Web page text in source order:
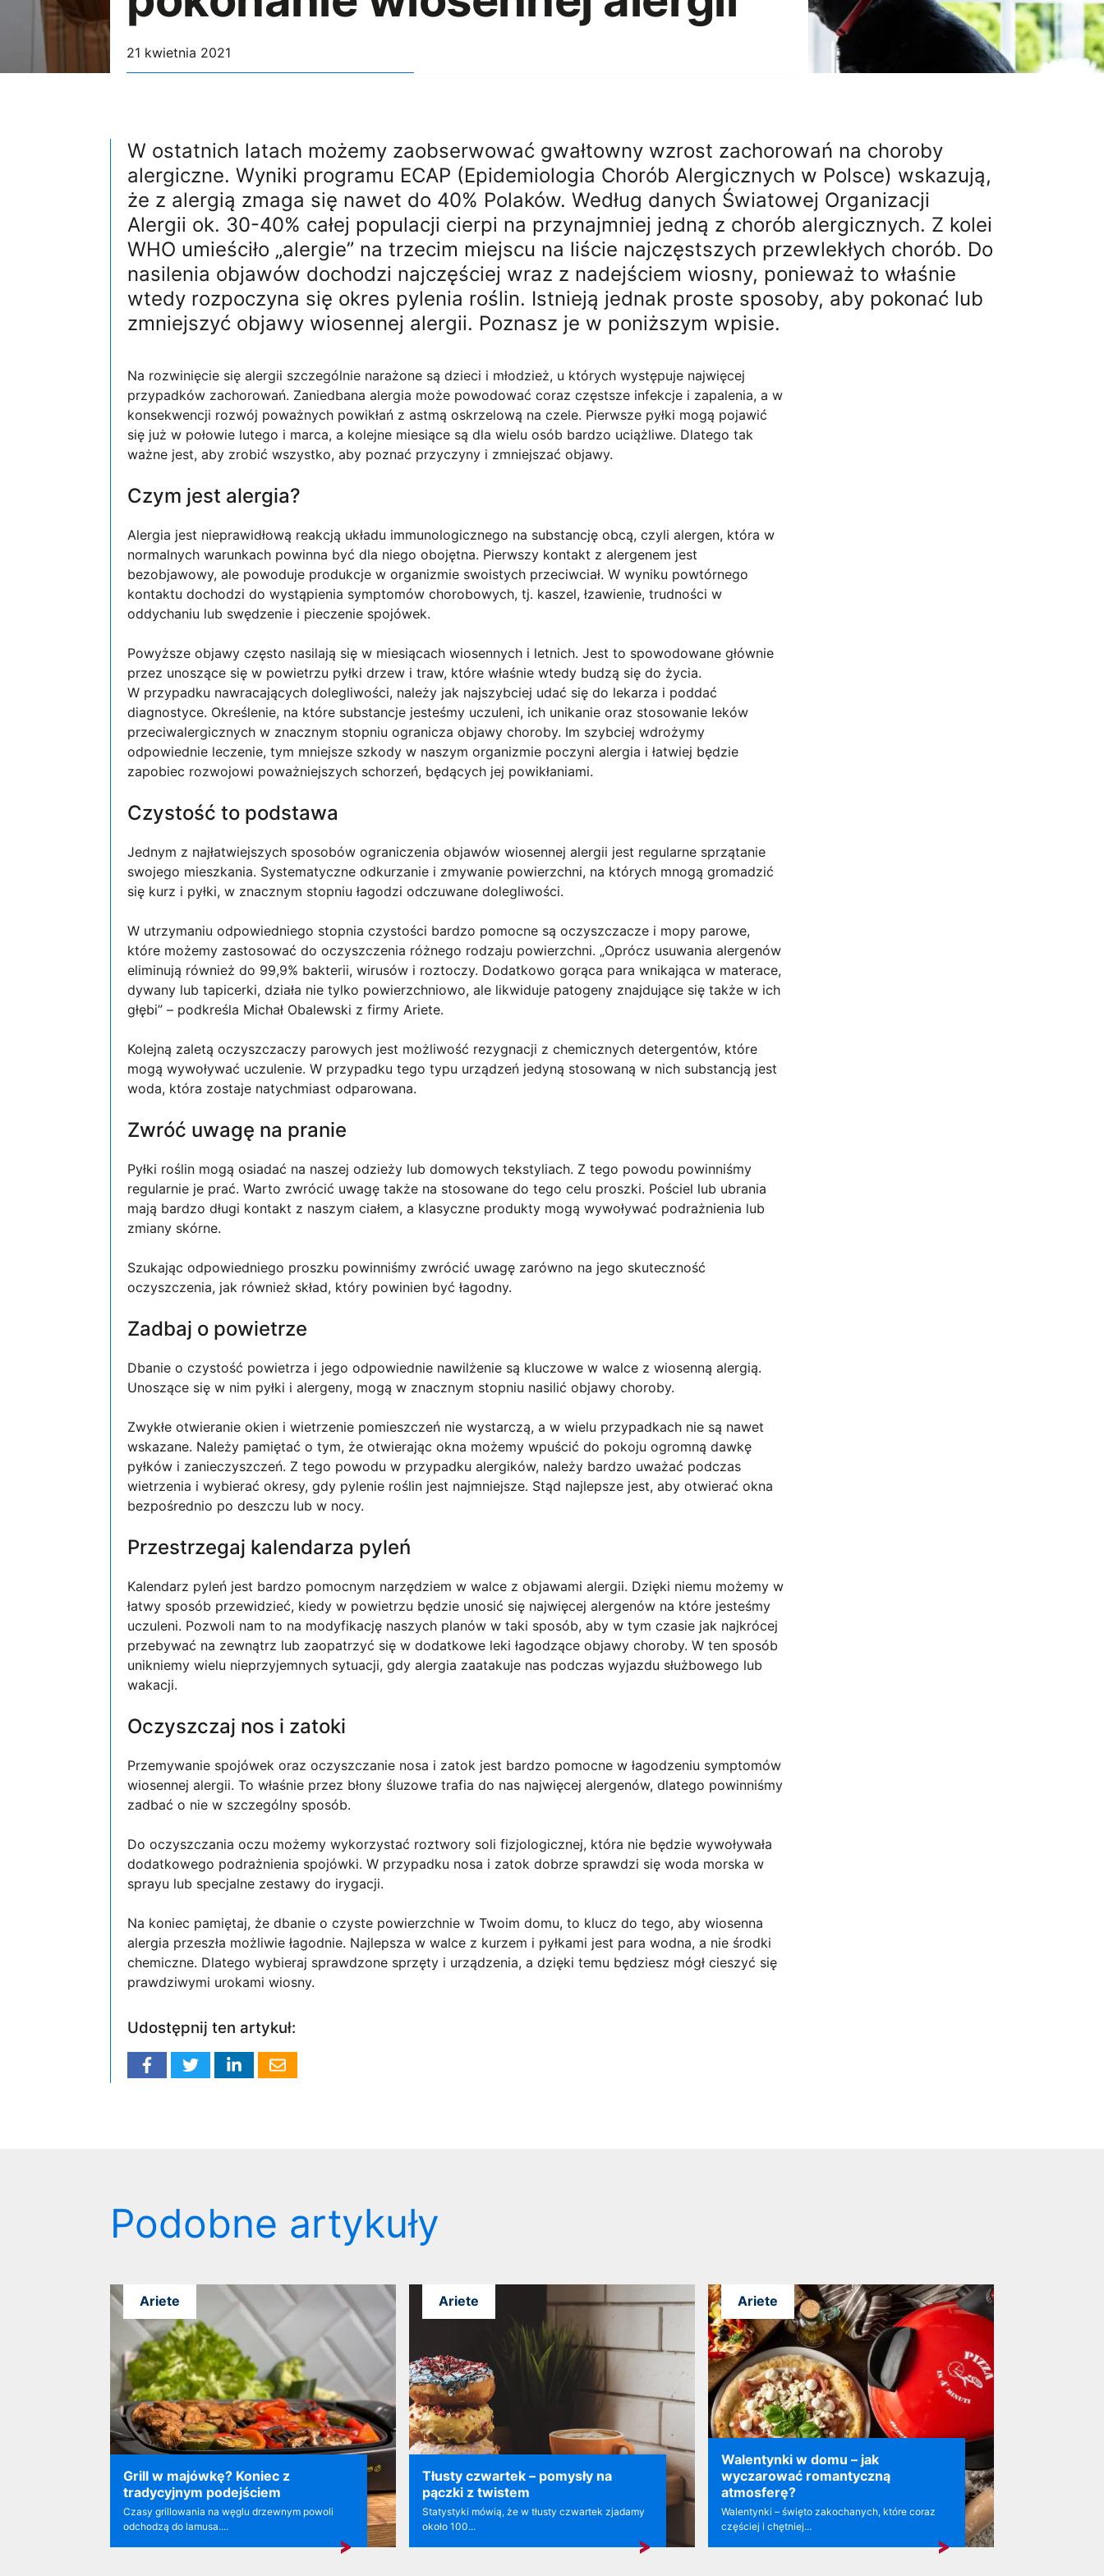
21 kwietnia 2021
W ostatnich latach możemy zaobserwować gwałtowny wzrost zachorowań na choroby
alergiczne. Wyniki programu ECAP (Epidemiologia Chorób Alergicznych w Polsce) wskazują,
że z alergią zmaga się nawet do 40% Polaków. Według danych Światowej Organizacji
Alergii ok. 30-40% całej populacji cierpi na przynajmniej jedną z chorób alergicznych. Z kolei
WHO umieściło „alergie” na trzecim miejscu na liście najczęstszych przewlekłych chorób. Do
nasilenia objawów dochodzi najczęściej wraz z nadejściem wiosny, ponieważ to właśnie
wtedy rozpoczyna się okres pylenia roślin. Istnieją jednak proste sposoby, aby pokonać lub
zmniejszyć objawy wiosennej alergii. Poznasz je w poniższym wpisie.
Na rozwinięcie się alergii szczególnie narażone są dzieci i młodzież, u których występuje najwięcej
przypadków zachorowań. Zaniedbana alergia może powodować coraz częstsze infekcje i zapalenia, a w
konsekwencji rozwój poważnych powikłań z astmą oskrzelową na czele. Pierwsze pyłki mogą pojawić
się już w połowie lutego i marca, a kolejne miesiące są dla wielu osób bardzo uciążliwe. Dlatego tak
ważne jest, aby zrobić wszystko, aby poznać przyczyny i zmniejszać objawy.
Czym jest alergia?
Alergia jest nieprawidłową reakcją układu immunologicznego na substancję obcą, czyli alergen, która w
normalnych warunkach powinna być dla niego obojętna. Pierwszy kontakt z alergenem jest
bezobjawowy, ale powoduje produkcje w organizmie swoistych przeciwciał. W wyniku powtórnego
kontaktu dochodzi do wystąpienia symptomów chorobowych, tj. kaszel, łzawienie, trudności w
oddychaniu lub swędzenie i pieczenie spojówek.
Powyższe objawy często nasilają się w miesiącach wiosennych i letnich. Jest to spowodowane głównie
przez unoszące się w powietrzu pyłki drzew i traw, które właśnie wtedy budzą się do życia.
W przypadku nawracających dolegliwości, należy jak najszybciej udać się do lekarza i poddać
diagnostyce. Określenie, na które substancje jesteśmy uczuleni, ich unikanie oraz stosowanie leków
przeciwalergicznych w znacznym stopniu ogranicza objawy choroby. Im szybciej wdrożymy
odpowiednie leczenie, tym mniejsze szkody w naszym organizmie poczyni alergia i łatwiej będzie
zapobiec rozwojowi poważniejszych schorzeń, będących jej powikłaniami.
Czystość to podstawa
Jednym z najłatwiejszych sposobów ograniczenia objawów wiosennej alergii jest regularne sprzątanie
swojego mieszkania. Systematyczne odkurzanie i zmywanie powierzchni, na których mnogą gromadzić
się kurz i pyłki, w znacznym stopniu łagodzi odczuwane dolegliwości.
W utrzymaniu odpowiedniego stopnia czystości bardzo pomocne są oczyszczacze i mopy parowe,
które możemy zastosować do oczyszczenia różnego rodzaju powierzchni. „Oprócz usuwania alergenów
eliminują również do 99,9% bakterii, wirusów i roztoczy. Dodatkowo gorąca para wnikająca w materace,
dywany lub tapicerki, działa nie tylko powierzchniowo, ale likwiduje patogeny znajdujące się także w ich
głębi” – podkreśla Michał Obalewski z firmy Ariete.
Kolejną zaletą oczyszczaczy parowych jest możliwość rezygnacji z chemicznych detergentów, które
mogą wywoływać uczulenie. W przypadku tego typu urządzeń jedyną stosowaną w nich substancją jest
woda, która zostaje natychmiast odparowana.
Zwróć uwagę na pranie
Pyłki roślin mogą osiadać na naszej odzieży lub domowych tekstyliach. Z tego powodu powinniśmy
regularnie je prać. Warto zwrócić uwagę także na stosowane do tego celu proszki. Pościel lub ubrania
mają bardzo długi kontakt z naszym ciałem, a klasyczne produkty mogą wywoływać podrażnienia lub
zmiany skórne.
Szukając odpowiedniego proszku powinniśmy zwrócić uwagę zarówno na jego skuteczność
oczyszczenia, jak również skład, który powinien być łagodny.
Zadbaj o powietrze
Dbanie o czystość powietrza i jego odpowiednie nawilżenie są kluczowe w walce z wiosenną alergią.
Unoszące się w nim pyłki i alergeny, mogą w znacznym stopniu nasilić objawy choroby.
Zwykłe otwieranie okien i wietrzenie pomieszczeń nie wystarczą, a w wielu przypadkach nie są nawet
wskazane. Należy pamiętać o tym, że otwierając okna możemy wpuścić do pokoju ogromną dawkę
pyłków i zanieczyszczeń. Z tego powodu w przypadku alergików, należy bardzo uważać podczas
wietrzenia i wybierać okresy, gdy pylenie roślin jest najmniejsze. Stąd najlepsze jest, aby otwierać okna
bezpośrednio po deszczu lub w nocy.
Przestrzegaj kalendarza pyleń
Kalendarz pyleń jest bardzo pomocnym narzędziem w walce z objawami alergii. Dzięki niemu możemy w
łatwy sposób przewidzieć, kiedy w powietrzu będzie unosić się najwięcej alergenów na które jesteśmy
uczuleni. Pozwoli nam to na modyfikację naszych planów w taki sposób, aby w tym czasie jak najkrócej
przebywać na zewnątrz lub zaopatrzyć się w dodatkowe leki łagodzące objawy choroby. W ten sposób
unikniemy wielu nieprzyjemnych sytuacji, gdy alergia zaatakuje nas podczas wyjazdu służbowego lub
wakacji.
Oczyszczaj nos i zatoki
Przemywanie spojówek oraz oczyszczanie nosa i zatok jest bardzo pomocne w łagodzeniu symptomów
wiosennej alergii. To właśnie przez błony śluzowe trafia do nas najwięcej alergenów, dlatego powinniśmy
zadbać o nie w szczególny sposób.
Do oczyszczania oczu możemy wykorzystać roztwory soli fizjologicznej, która nie będzie wywoływała
dodatkowego podrażnienia spojówki. W przypadku nosa i zatok dobrze sprawdzi się woda morska w
sprayu lub specjalne zestawy do irygacji.
Na koniec pamiętaj, że dbanie o czyste powierzchnie w Twoim domu, to klucz do tego, aby wiosenna
alergia przeszła możliwie łagodnie. Najlepsza w walce z kurzem i pyłkami jest para wodna, a nie środki
chemiczne. Dlatego wybieraj sprawdzone sprzęty i urządzenia, a dzięki temu będziesz mógł cieszyć się
prawdziwymi urokami wiosny.
Udostępnij ten artykuł:
Podobne artykuły
Grill w majówkę? Koniec z
tradycyjnym podejściem
Czasy grillowania na węglu drzewnym powoli
odchodzą do lamusa....
Ariete
Tłusty czwartek – pomysły na
pączki z twistem
Statystyki mówią, że w tłusty czwartek zjadamy
około 100...
Ariete
Walentynki w domu – jak
wyczarować romantyczną
atmosferę?
Walentynki – święto zakochanych, które coraz
częściej i chętniej...
Ariete